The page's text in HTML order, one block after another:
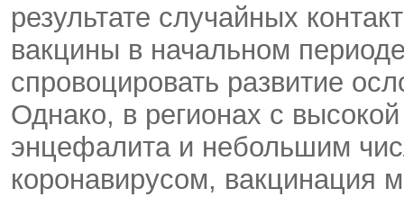
результате случайных
вакцины в начальном
спровоцировать развитие
Однако, в регионах с
энцефалита и небольшим
коронавирусом, вакцинация